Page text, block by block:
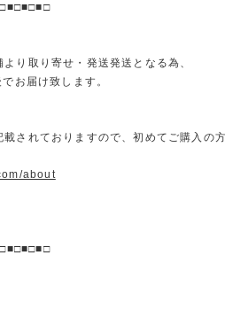
り取り寄せ・発送発送となる為、
お届け致します。
されておりますので、初めてご購入の
about